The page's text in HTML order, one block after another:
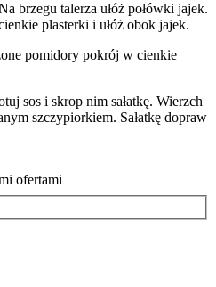
brzegu talerza ułóż połówki jajek.
plasterki i ułóż obok jajek.
pomidory pokrój w cienkie
sos i skrop nim sałatkę. Wierzch
szczypiorkiem. Sałatkę dopraw
ofertami